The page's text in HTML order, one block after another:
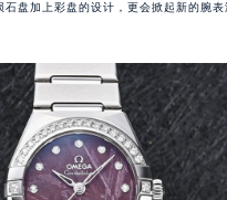
盘加上彩盘的设计，更会掀起新的腕表